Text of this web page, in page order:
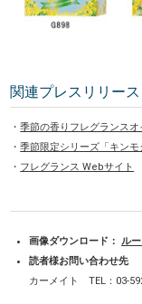
関連プレスリリー
・季節の香りフレグランス
・季節限定シリーズ「キンモ
・ フレグランス Webサイト
画像ダウンロード： ル
読者様お問い合わせ先
カーメイト TEL：03-